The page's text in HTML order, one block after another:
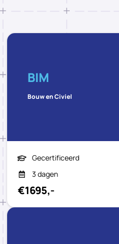
BIM
Bouw en Civiel
Gecertificeerd
3 dagen
€1695,-